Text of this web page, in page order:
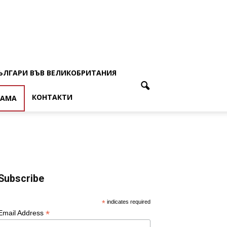
ВЪВ ВЕЛИКОБРИТАНИЯ
КОНТАКТИ
* indicates required
Address *